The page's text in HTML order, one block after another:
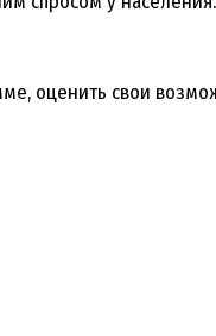
оценить свои